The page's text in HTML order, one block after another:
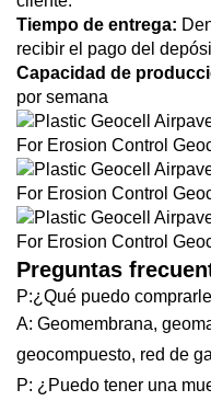
Tiempo de entrega:
recibir el pago del
Capacidad de
por semana
Preguntas
P:¿Qué puedo
A: Geomembrana,
geocompuesto, red de
P: ¿Puedo tener una